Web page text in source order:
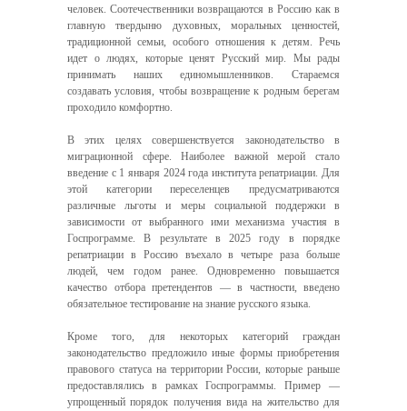
человек. Соотечественники возвращаются в Россию как в
главную твердыню духовных, моральных ценностей,
традиционной семьи, особого отношения к детям. Речь
идет о людях, которые ценят Русский мир. Мы рады
принимать наших единомышленников. Стараемся
создавать условия, чтобы возвращение к родным берегам
проходило комфортно.
В этих целях совершенствуется законодательство в
миграционной сфере. Наиболее важной мерой стало
введение с 1 января 2024 года института репатриации. Для
этой категории переселенцев предусматриваются
различные льготы и меры социальной поддержки в
зависимости от выбранного ими механизма участия в
Госпрограмме. В результате в 2025 году в порядке
репатриации в Россию въехало в четыре раза больше
людей, чем годом ранее. Одновременно повышается
качество отбора претендентов — в частности, введено
обязательное тестирование на знание русского языка.
Кроме того, для некоторых категорий граждан
законодательство предложило иные формы приобретения
правового статуса на территории России, которые раньше
предоставлялись в рамках Госпрограммы. Пример —
упрощенный порядок получения вида на жительство для